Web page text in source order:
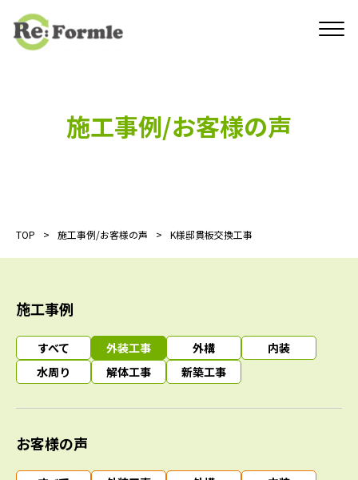
施工事例/お客様の声
TOP 施工事例/お客様の声 K様邸貫板交換工事
施工事例
すべて 外装工事 外構
内装
水周り
解体工事 新築工事
お客様の声